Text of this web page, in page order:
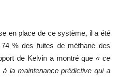
en place de ce système, il a été
% des fuites de méthane des
de Kelvin a montré que« ce
la maintenance prédictive qui a